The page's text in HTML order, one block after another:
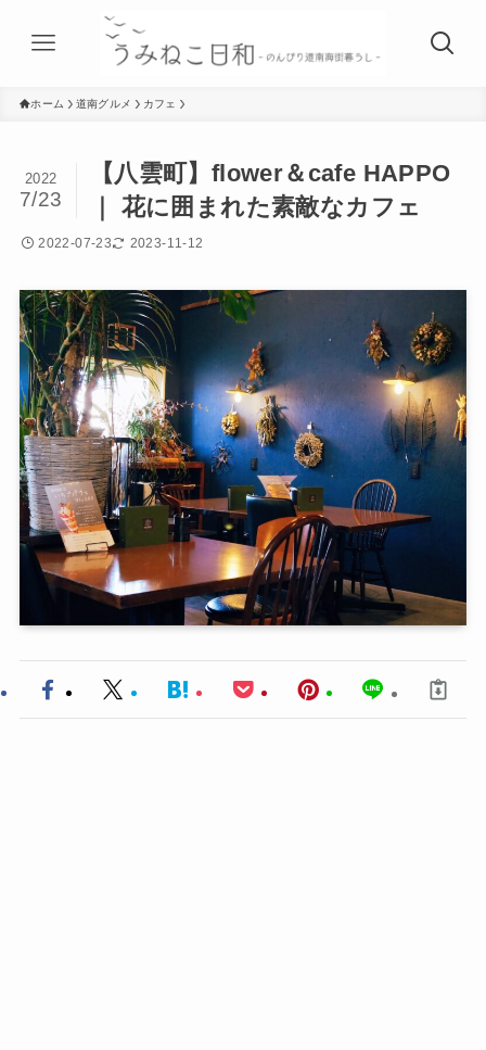
ホーム 道南グルメ カフェ
【八雲町】flower＆cafe HAPPO
｜ 花に囲まれた素敵なカフェ
2022
7/23
2022-07-23 2023-11-12